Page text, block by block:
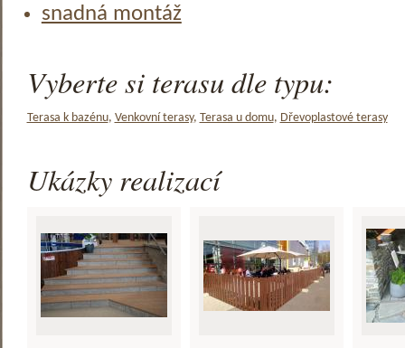
snadná montáž
Vyberte si terasu dle typu:
Terasa k bazénu, Venkovní terasy, Terasa u domu, Dřevoplastové terasy
Ukázky realizací